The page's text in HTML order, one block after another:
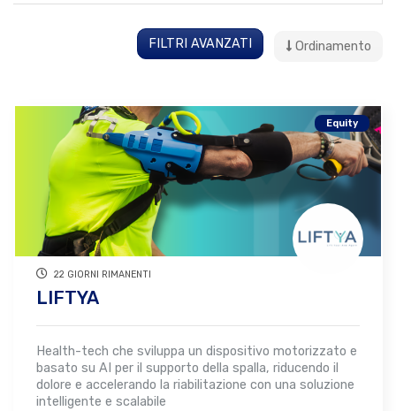
FILTRI AVANZATI Ordinamento
Equity
22 GIORNI RIMANENTI
LIFTYA
Health-tech che sviluppa un dispositivo motorizzato e
basato su AI per il supporto della spalla, riducendo il
dolore e accelerando la riabilitazione con una soluzione
intelligente e scalabile